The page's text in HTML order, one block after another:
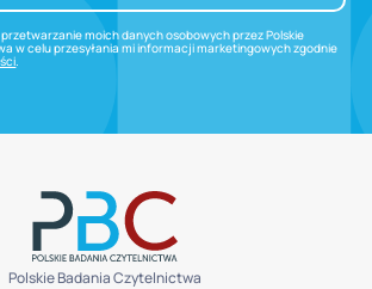
moich danych osobowych przez Polskie
w celu przesyłania mi informacji marketingowych zgodnie
Polskie Badania Czytelnictwa